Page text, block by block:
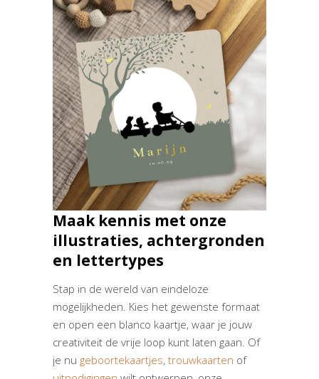
Maak kennis met onze
illustraties, achtergronden
en lettertypes
Stap in de wereld van eindeloze
mogelijkheden. Kies het gewenste formaat
en open een blanco kaartje, waar je jouw
creativiteit de vrije loop kunt laten gaan. Of
je nu geboortekaartjes, trouwkaarten of